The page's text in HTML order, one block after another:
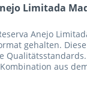
Limitada
Anejo
gehalten.
aus